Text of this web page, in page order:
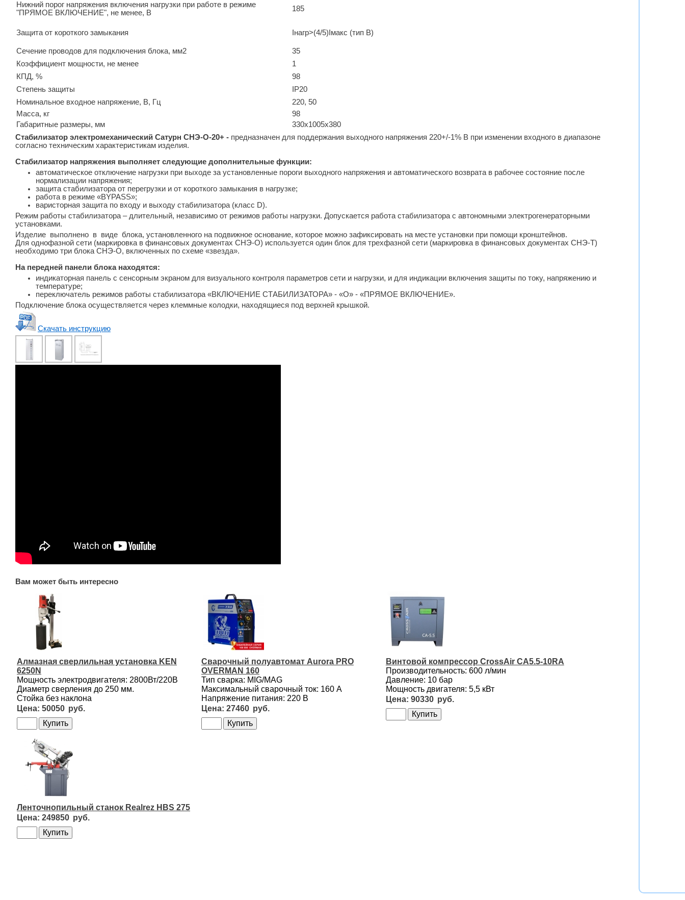
Нижний порог напряжения включения нагрузки при работе в режиме
"ПРЯМОЕ ВКЛЮЧЕНИЕ", не менее, В
185
Защита от короткого замыкания Iнагр>(4/5)Iмакс (тип В)
Сечение проводов для подключения блока, мм2
35
Коэффициент мощности, не менее
1
КПД, %
98
Степень защиты
IP20
Номинальное входное напряжение, В, Гц
220, 50
Масса, кг
98
Габаритные размеры, мм
330х1005х380
Стабилизатор электромеханический Сатурн СНЭ-О-20+ - предназначен для поддержания выходного напряжения 220+/-1% В при изменении входного в диапазоне
согласно техническим характеристикам изделия.
Стабилизатор напряжения выполняет следующие дополнительные функции:
автоматическое отключение нагрузки при выходе за установленные пороги выходного напряжения и автоматического возврата в рабочее состояние после
нормализации напряжения;
защита стабилизатора от перегрузки и от короткого замыкания в нагрузке;
работа в режиме «BYPASS»;
варисторная защита по входу и выходу стабилизатора (класс D).
Режим работы стабилизатора – длительный, независимо от режимов работы нагрузки. Допускается работа стабилизатора с автономными электрогенераторными
установками.
Изделие выполнено в виде блока, установленного на подвижное основание, которое можно зафиксировать на месте установки при помощи кронштейнов.
Для однофазной сети (маркировка в финансовых документах СНЭ-О) используется один блок для трехфазной сети (маркировка в финансовых документах СНЭ-Т)
необходимо три блока СНЭ-О, включенных по схеме «звезда».
На передней панели блока находятся:
индикаторная панель с сенсорным экраном для визуального контроля параметров сети и нагрузки, и для индикации включения защиты по току, напряжению и
температуре;
переключатель режимов работы стабилизатора «ВКЛЮЧЕНИЕ СТАБИЛИЗАТОРА» - «О» - «ПРЯМОЕ ВКЛЮЧЕНИЕ».
Подключение блока осуществляется через клеммные колодки, находящиеся под верхней крышкой.
Скачать инструкцию
Вам может быть интересно
Алмазная сверлильная установка KEN
6250N
Мощность электродвигателя: 2800Вт/220В
Диаметр сверления до 250 мм.
Стойка без наклона
50050
Сварочный полуавтомат Aurora PRO
OVERMAN 160
Тип сварка: MIG/MAG
Максимальный сварочный ток: 160 А
Напряжение питания: 220 В
27460
Винтовой компрессор CrossAir CA5.5-10RA
Производительность: 600 л/мин
Давление: 10 бар
Мощность двигателя: 5,5 кВт
90330
Ленточнопильный станок Realrez HBS 275
249850